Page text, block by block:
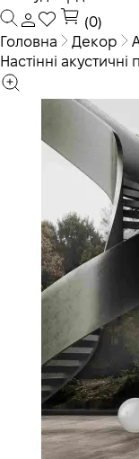
(0)
Головна
Декор
Настінні акустичні